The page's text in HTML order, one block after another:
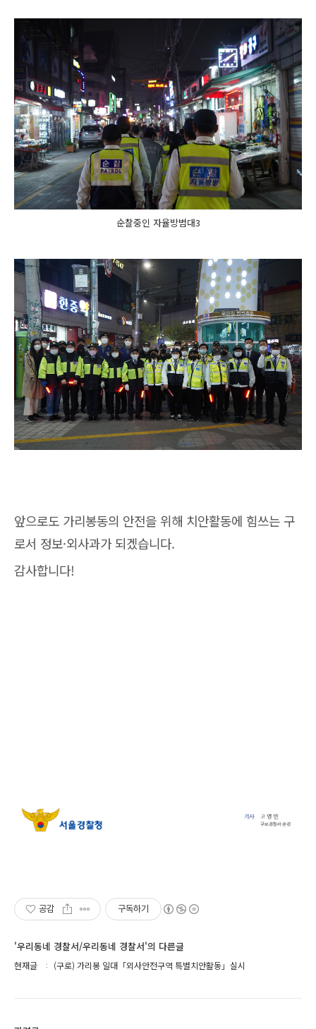
순찰중인 자율방범대3
앞으로도 가리봉동의 안전을 위해 치안활동에 힘쓰는 구
로서 정보·외사과가 되겠습니다.
감사합니다!
공감 구독하기
'우리동네 경찰서/우리동네 경찰서'의 다른글
현재글 (구로) 가리봉 일대「외사안전구역 특별치안활동」실시